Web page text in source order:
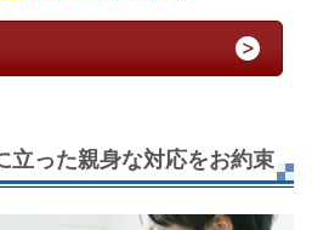
立った親身な対応をお約束